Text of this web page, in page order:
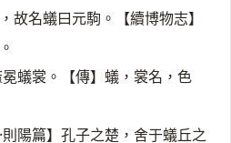
故名蟻曰元駒。【續博物志】
蟻裳。【傳】蟻，裳名，色
陽篇】孔子之楚，舍于蟻丘之